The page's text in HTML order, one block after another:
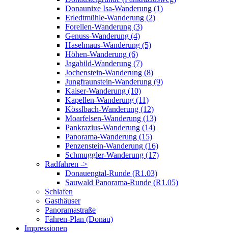
Donaunixe Isa-Wanderung (1)
Erledtmühle-Wanderung (2)
Forellen-Wanderung (3)
Genuss-Wanderung (4)
Haselmaus-Wanderung (5)
Höhen-Wanderung (6)
Jagabild-Wanderung (7)
Jochenstein-Wanderung (8)
Jungfraunstein-Wanderung (9)
Kaiser-Wanderung (10)
Kapellen-Wanderung (11)
Kösslbach-Wanderung (12)
Moarfelsen-Wanderung (13)
Pankrazius-Wanderung (14)
Panorama-Wanderung (15)
Penzenstein-Wanderung (16)
Schmuggler-Wanderung (17)
Radfahren ->
Donauengtal-Runde (R1.03)
Sauwald Panorama-Runde (R1.05)
Schlafen
Gasthäuser
Panoramastraße
Fähren-Plan (Donau)
Impressionen